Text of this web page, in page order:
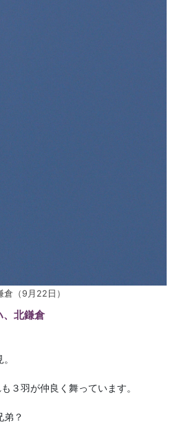
（9月22日）
北鎌倉
３羽が仲良く舞っています。
弟？